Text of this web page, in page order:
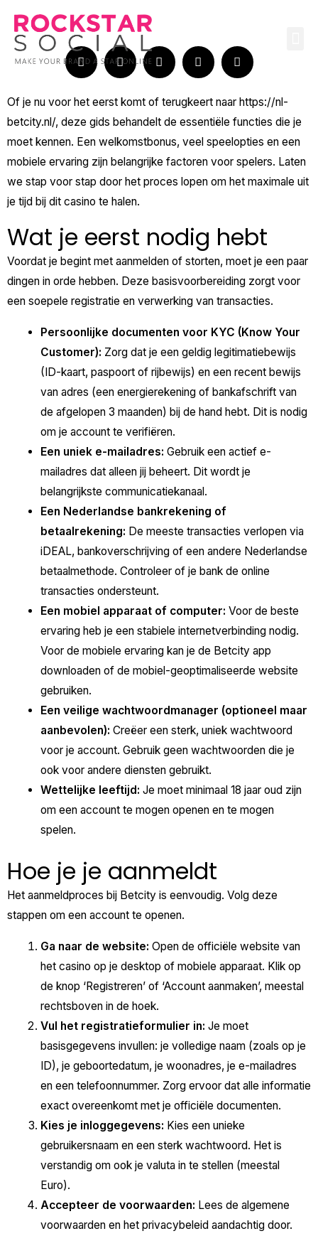
content
Of je nu voor het eerst komt of terugkeert naar https://nl-
betcity.nl/, deze gids behandelt de essentiële functies die je
moet kennen. Een welkomstbonus, veel speelopties en een
mobiele ervaring zijn belangrijke factoren voor spelers. Laten
we stap voor stap door het proces lopen om het maximale uit
je tijd bij dit casino te halen.
Wat je eerst nodig hebt
Voordat je begint met aanmelden of storten, moet je een paar
dingen in orde hebben. Deze basisvoorbereiding zorgt voor
een soepele registratie en verwerking van transacties.
Persoonlijke documenten voor KYC (Know Your
Customer): Zorg dat je een geldig legitimatiebewijs
(ID-kaart, paspoort of rijbewijs) en een recent bewijs
van adres (een energierekening of bankafschrift van
de afgelopen 3 maanden) bij de hand hebt. Dit is nodig
om je account te verifiëren.
Een uniek e-mailadres: Gebruik een actief e-
mailadres dat alleen jij beheert. Dit wordt je
belangrijkste communicatiekanaal.
Een Nederlandse bankrekening of
betaalrekening: De meeste transacties verlopen via
iDEAL, bankoverschrijving of een andere Nederlandse
betaalmethode. Controleer of je bank de online
transacties ondersteunt.
Een mobiel apparaat of computer: Voor de beste
ervaring heb je een stabiele internetverbinding nodig.
Voor de mobiele ervaring kan je de Betcity app
downloaden of de mobiel-geoptimaliseerde website
gebruiken.
Een veilige wachtwoordmanager (optioneel maar
aanbevolen): Creëer een sterk, uniek wachtwoord
voor je account. Gebruik geen wachtwoorden die je
ook voor andere diensten gebruikt.
Wettelijke leeftijd: Je moet minimaal 18 jaar oud zijn
om een account te mogen openen en te mogen
spelen.
Hoe je je aanmeldt
Het aanmeldproces bij Betcity is eenvoudig. Volg deze
stappen om een account te openen.
Ga naar de website: Open de officiële website van
het casino op je desktop of mobiele apparaat. Klik op
de knop ‘Registreren’ of ‘Account aanmaken’, meestal
rechtsboven in de hoek.
Vul het registratieformulier in: Je moet
basisgegevens invullen: je volledige naam (zoals op je
ID), je geboortedatum, je woonadres, je e-mailadres
en een telefoonnummer. Zorg ervoor dat alle informatie
exact overeenkomt met je officiële documenten.
Kies je inloggegevens: Kies een unieke
gebruikersnaam en een sterk wachtwoord. Het is
verstandig om ook je valuta in te stellen (meestal
Euro).
Accepteer de voorwaarden: Lees de algemene
voorwaarden en het privacybeleid aandachtig door.